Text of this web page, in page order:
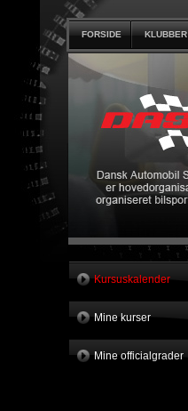
FORSIDE KLUBBER
Kursuskalender
Mine kurser
Mine officialgrader